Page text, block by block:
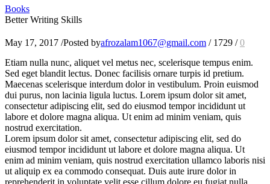
Books
Better Writing Skills
May 17, 2017 /Posted byafrozalam1067@gmail.com / 1729 / 0
Etiam nulla nunc, aliquet vel metus nec, scelerisque tempus enim.
Sed eget blandit lectus. Donec facilisis ornare turpis id pretium.
Maecenas scelerisque interdum dolor in vestibulum. Proin euismod
dui purus, non lacinia ligula luctus. Lorem ipsum dolor sit amet,
consectetur adipiscing elit, sed do eiusmod tempor incididunt ut
labore et dolore magna aliqua. Ut enim ad minim veniam, quis
nostrud exercitation.
Lorem ipsum dolor sit amet, consectetur adipiscing elit, sed do
eiusmod tempor incididunt ut labore et dolore magna aliqua. Ut
enim ad minim veniam, quis nostrud exercitation ullamco laboris nisi
ut aliquip ex ea commodo consequat. Duis aute irure dolor in